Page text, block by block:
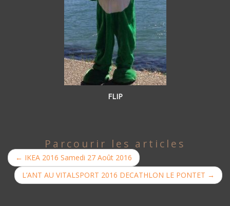
FLIP
Parcourir les articles
← IKEA 2016 Samedi 27 Août 2016
L’ANT AU VITALSPORT 2016 DECATHLON LE PONTET →